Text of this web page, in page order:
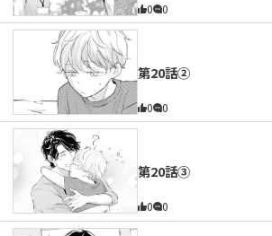
0 0
第20話②
0 0
第20話③
0 0